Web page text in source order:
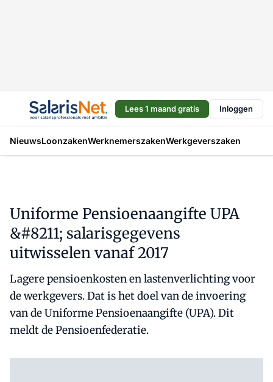
Lees 1 maand gratis Inloggen
NieuwsLoonzakenWerknemerszakenWerkgeverszaken
Uniforme Pensioenaangifte UPA
&#8211; salarisgegevens
uitwisselen vanaf 2017
Lagere pensioenkosten en lastenverlichting voor
de werkgevers. Dat is het doel van de invoering
van de Uniforme Pensioenaangifte (UPA). Dit
meldt de Pensioenfederatie.